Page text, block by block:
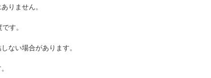
りません。
す。
ない場合があります。